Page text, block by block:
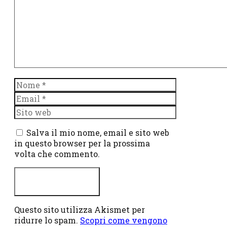
Nome
Email
Sito
web
Salva il mio nome, email e sito web
in questo browser per la prossima
volta che commento.
Questo sito utilizza Akismet per
ridurre lo spam. Scopri come vengono